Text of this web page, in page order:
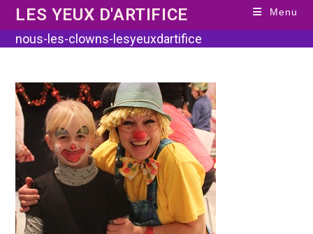
content
LES YEUX D'ARTIFICE Menu
nous-les-clowns-lesyeuxdartifice